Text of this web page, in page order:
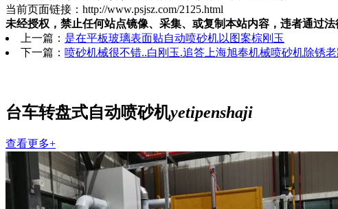
当前页面链接：http://www.psjsz.com/2125.html
未经授权，禁止任何站点镜像、采集、或复制本站内容，违者通过法
上一篇： 是在平板玻璃表面贴自动喷砂机以图案棕刚玉
下一篇： 喷砂机械很不错..白刚玉.追答上海旭奉机械喷砂机除锈
台车转盘式自动喷砂机yetipenshaji
查看更多+